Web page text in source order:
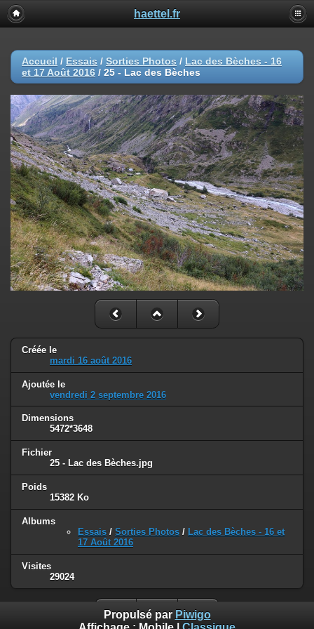
haettel.fr
Accueil / Essais / Sorties Photos / Lac des Bèches - 16
et 17 Août 2016 / 25 - Lac des Bèches
Créée le
mardi 16 août 2016
Ajoutée le
vendredi 2 septembre 2016
Dimensions
5472*3648
Fichier
25 - Lac des Bèches.jpg
Poids
15382 Ko
Albums
Essais / Sorties Photos / Lac des Bèches - 16 et
17 Août 2016
Visites
29024
Propulsé par Piwigo